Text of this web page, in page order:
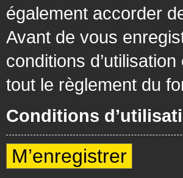
également accorder
Avant de vous
conditions
tout le règlement du
Conditions
M’enregistrer